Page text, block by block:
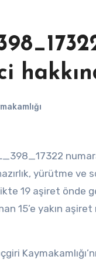
yürütme
19 aşiret önde
15’e yakın